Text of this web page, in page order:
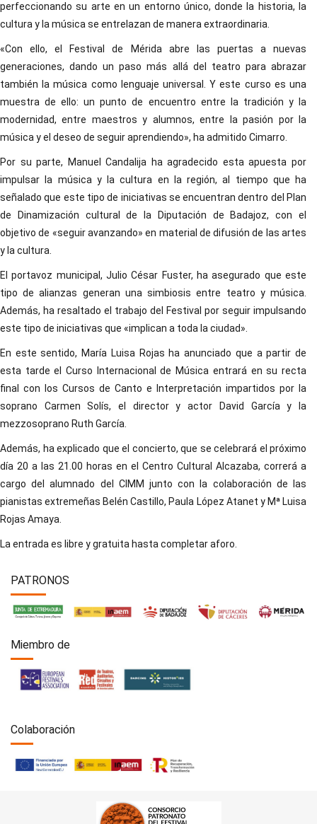
perfeccionando su arte en un entorno único, donde la historia, la
cultura y la música se entrelazan de manera extraordinaria.
«Con ello, el Festival de Mérida abre las puertas a nuevas
generaciones, dando un paso más allá del teatro para abrazar
también la música como lenguaje universal. Y este curso es una
muestra de ello: un punto de encuentro entre la tradición y la
modernidad, entre maestros y alumnos, entre la pasión por la
música y el deseo de seguir aprendiendo», ha admitido Cimarro.
Por su parte, Manuel Candalija ha agradecido esta apuesta por
impulsar la música y la cultura en la región, al tiempo que ha
señalado que este tipo de iniciativas se encuentran dentro del Plan
de Dinamización cultural de la Diputación de Badajoz, con el
objetivo de «seguir avanzando» en material de difusión de las artes
y la cultura.
El portavoz municipal, Julio César Fuster, ha asegurado que este
tipo de alianzas generan una simbiosis entre teatro y música.
Además, ha resaltado el trabajo del Festival por seguir impulsando
este tipo de iniciativas que «implican a toda la ciudad».
En este sentido, María Luisa Rojas ha anunciado que a partir de
esta tarde el Curso Internacional de Música entrará en su recta
final con los Cursos de Canto e Interpretación impartidos por la
soprano Carmen Solís, el director y actor David García y la
mezzosoprano Ruth García.
Además, ha explicado que el concierto, que se celebrará el próximo
día 20 a las 21.00 horas en el Centro Cultural Alcazaba, correrá a
cargo del alumnado del CIMM junto con la colaboración de las
pianistas extremeñas Belén Castillo, Paula López Atanet y Mª Luisa
Rojas Amaya.
La entrada es libre y gratuita hasta completar aforo.
PATRONOS
Miembro de
Colaboración